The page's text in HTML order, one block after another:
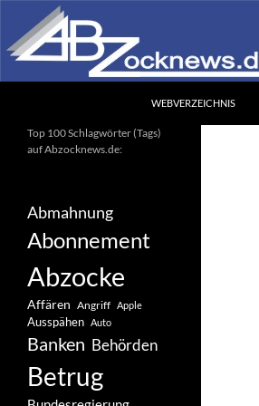
Inhalt
springen
WEBVERZEICHNIS
Ihr unabhängiges
Informationsportal
Top 100 Schlagwörter (Tags)
auf Abzocknews.de:
Abmahnung
Abonnement
Abzocke
Affären Angriff Apple
Ausspähen Auto
Banken Behörden
Betrug